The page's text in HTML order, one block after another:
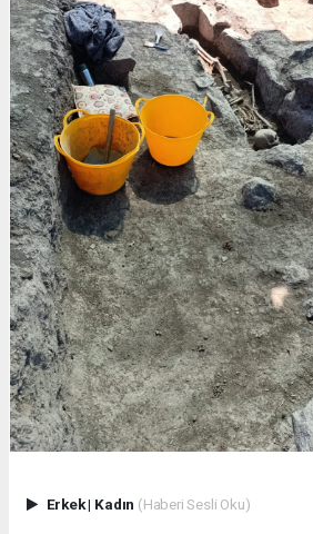
Erkek| Kadın (Haberi Sesli Oku)